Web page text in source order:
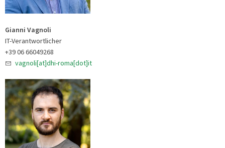
Gianni Vagnoli
IT-Verantwortlicher
+39 06 66049268
vagnoli[at]dhi-roma[dot]it